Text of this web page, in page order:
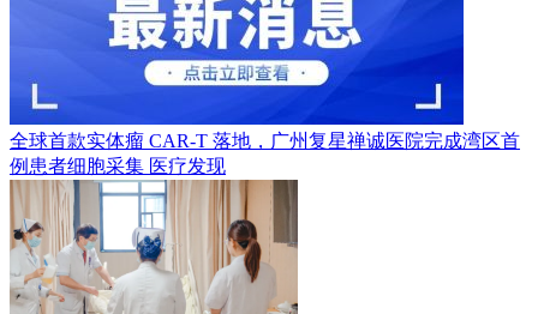
全球首款实体瘤 CAR-T 落地，广州复星禅诚医院完成湾区首
例患者细胞采集 医疗发现